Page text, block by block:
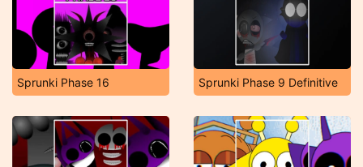
Sprunki Phase 16 Sprunki Phase 9 Definitive